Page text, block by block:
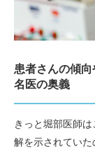
患者さんの傾
名医の奥義
きっと堀部医師
解を示されていた